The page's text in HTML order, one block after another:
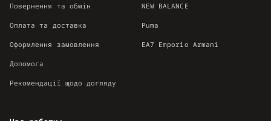
Повернення та обмін
Оплата та доставка
Оформлення замовлення
Допомога
Рекомендації щодо догляду
NEW BALANCE
Puma
EA7 Emporio Armani